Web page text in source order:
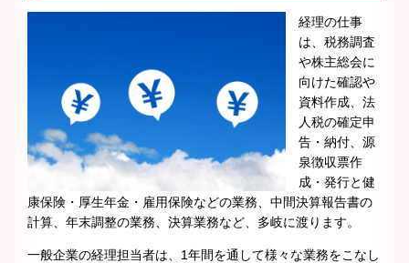
経理の仕事
は、税務調査
や株主総会に
向けた確認や
資料作成、法
人税の確定申
告・納付、源
泉徴収票作
成・発行と健
康保険・厚生年金・雇用保険などの業務、中間決算報告書の
計算、年末調整の業務、決算業務など、多岐に渡ります。
一般企業の経理担当者は、1年間を通して様々な業務をこなし